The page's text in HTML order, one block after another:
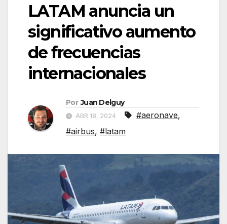
LATAM anuncia un
significativo aumento
de frecuencias
internacionales
Por Juan Delguy
ABR 18, 2024 #aeronave,
#airbus, #latam